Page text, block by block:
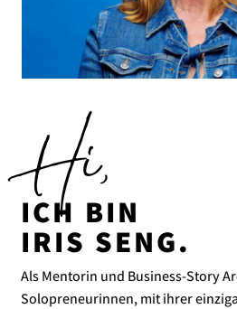
Hi,
ICH BIN
IRIS SENG.
Als Mentorin und Business-Story
Solopreneurinnen, mit ihrer